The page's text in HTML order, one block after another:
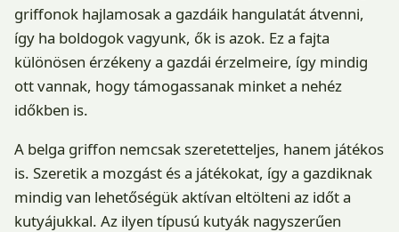
griffonok hajlamosak a gazdáik hangulatát átvenni,
így ha boldogok vagyunk, ők is azok. Ez a fajta
különösen érzékeny a gazdái érzelmeire, így mindig
ott vannak, hogy támogassanak minket a nehéz
időkben is.
A belga griffon nemcsak szeretetteljes, hanem játékos
is. Szeretik a mozgást és a játékokat, így a gazdiknak
mindig van lehetőségük aktívan eltölteni az időt a
kutyájukkal. Az ilyen típusú kutyák nagyszerűen